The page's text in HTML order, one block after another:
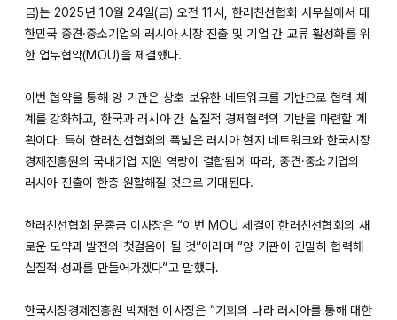
금)는 2025년 10월 24일(금) 오전 11시, 한러친선협회 사무실에서 대
한민국 중견·중소기업의 러시아 시장 진출 및 기업 간 교류 활성화를 위
한 업무협약(MOU)을 체결했다.
이번 협약을 통해 양 기관은 상호 보유한 네트워크를 기반으로 협력 체
계를 강화하고, 한국과 러시아 간 실질적 경제협력의 기반을 마련할 계
획이다. 특히 한러친선협회의 폭넓은 러시아 현지 네트워크와 한국시장
경제진흥원의 국내기업 지원 역량이 결합됨에 따라, 중견·중소기업의
러시아 진출이 한층 원활해질 것으로 기대된다.
한러친선협회 문종금 이사장은 “이번 MOU 체결이 한러친선협회의 새
로운 도약과 발전의 첫걸음이 될 것”이라며 “양 기관이 긴밀히 협력해
실질적 성과를 만들어가겠다”고 말했다.
한국시장경제진흥원 박재천 이사장은 “기회의 나라 러시아를 통해 대한